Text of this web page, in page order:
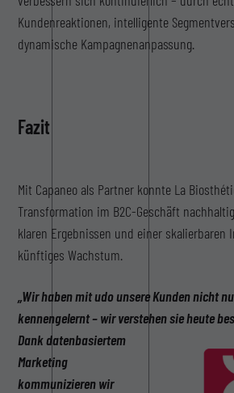
Kundenreaktionen, intelligente
dynamische Kampagnenanpassung.
Fazit
Mit Capaneo als Partner konnte La
Transformation im B2C-Geschäft
klaren Ergebnissen und einer
künftiges Wachstum.
„Wir haben mit udo unsere Kunden nicht
kennengelernt – wir verstehen sie heute
Dank datenbasiertem
Marketing
kommunizieren wir